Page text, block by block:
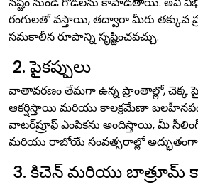
రంగులతో వస్తాయి, తద్వారా మీరు తక్కువ
సమకాలీన రూపాన్ని సృష్టించవచ్చు.
2. పైకప్పులు
వాతావరణం తేమగా ఉన్న ప్రాంతాల్లో, చెక్క
ఆకర్షిస్తాయి మరియు కాలక్రమేణా
వాటర్‌ప్రూఫ్ ఎంపికను అందిస్తాయి, మీ
మరియు రాబోయే సంవత్సరాల్లో అద్భుతంగా
3. కిచెన్ మరియు బాత్రూమ్